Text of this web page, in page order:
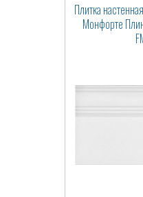
Плитка
Монфорте